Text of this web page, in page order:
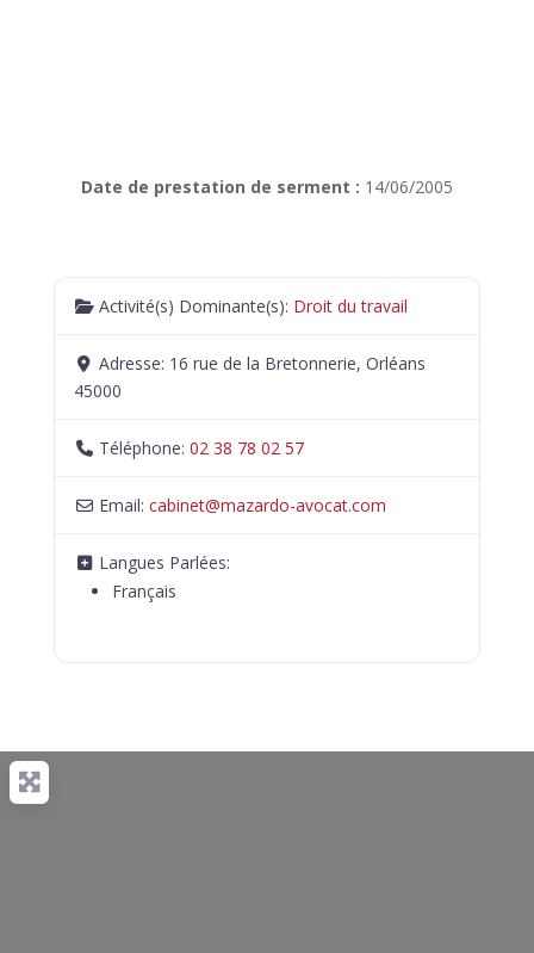
Date de prestation de serment : 14/06/2005
Activité(s) Dominante(s): Droit du travail
Adresse: 16 rue de la Bretonnerie, Orléans
45000
Téléphone:02 38 78 02 57
Email:cabinet@mazardo-avocat.com
Langues Parlées:
Français